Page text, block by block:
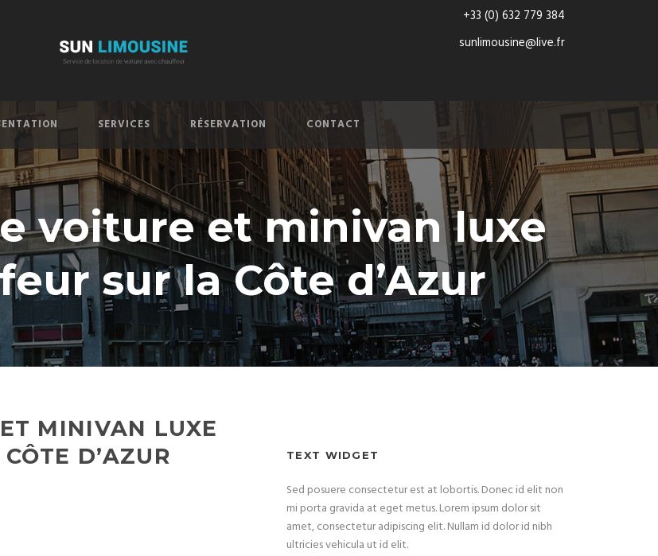
+33 (0) 632 779 384
sunlimousine@live.fr
SERVICES RÉSERVATION CONTACT
voiture et minivan luxe
sur la Côte d’Azur
MINIVAN LUXE
D’AZUR
TEXT WIDGET
Sed posuere consectetur est at lobortis. Donec id elit non
mi porta gravida at eget metus. Lorem ipsum dolor sit
amet, consectetur adipiscing elit. Nullam id dolor id nibh
ultricies vehicula ut id elit.